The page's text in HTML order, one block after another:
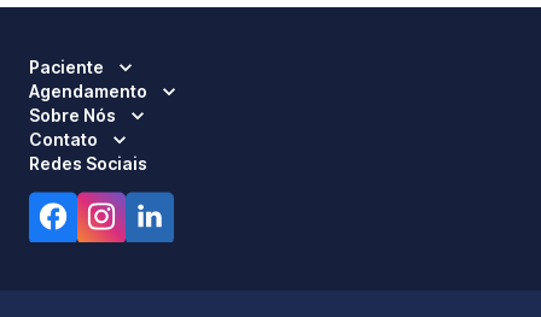
Paciente
Agendamento
Sobre Nós
Contato
Redes Sociais